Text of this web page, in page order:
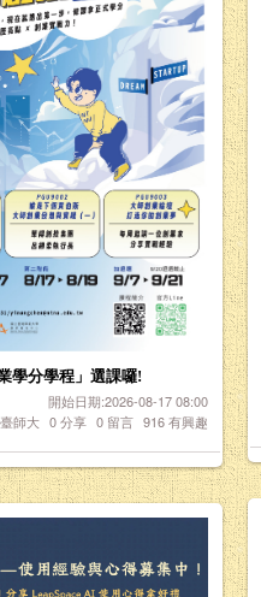
學分學程」選課囉!
開始日期:2026-08-17 08:00
師大 0分享 0 留言 916有興趣